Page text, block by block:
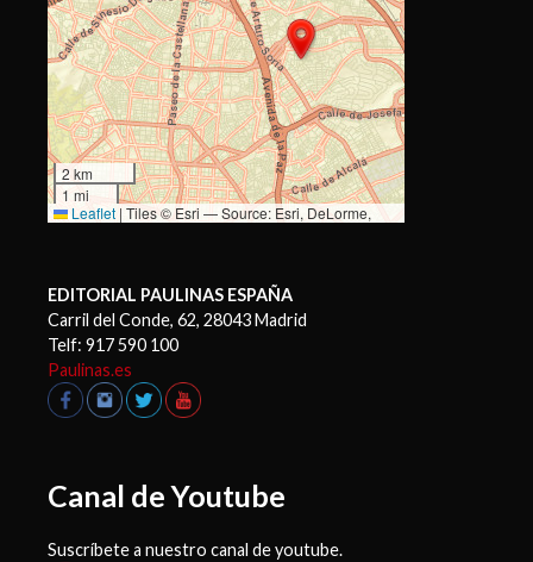
2 km
1 mi
Leaflet | Tiles © Esri — Source: Esri, DeLorme,
EDITORIAL PAULINAS ESPAÑA
Carril del Conde, 62, 28043 Madrid
Telf: 917 590 100
Paulinas.es
Canal de Youtube
Suscríbete a nuestro canal de youtube.